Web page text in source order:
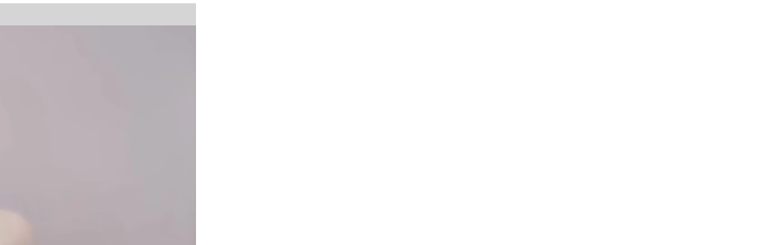
রাজ্য সভাপতি শমীক ভট্টাচার্য, কেন্দ্রীয়
হলেও কমিটি নিয়ে আলোচনা চলে। রাজ্যের